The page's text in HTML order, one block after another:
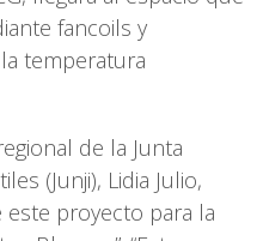
fancoils y
temperatura
de la Junta
(Junji), Lidia Julio,
proyecto para la